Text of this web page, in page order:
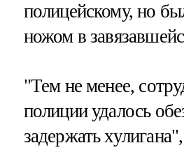
полицейскому, но
ножом в
"Тем не менее,
полиции удалось
задержать